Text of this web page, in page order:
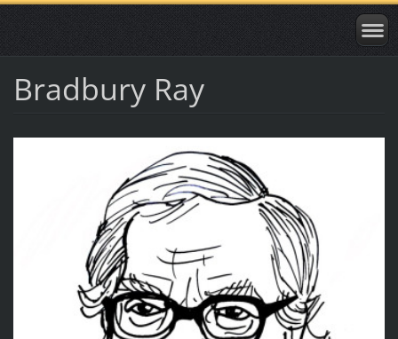
Bradbury Ray